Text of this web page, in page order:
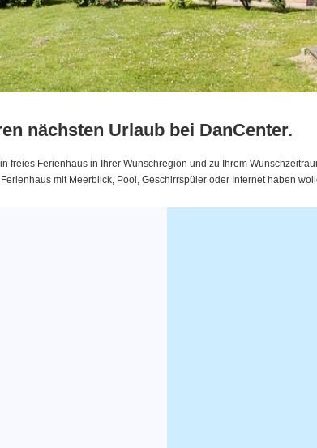
nächsten Urlaub bei DanCenter.
freies Ferienhaus in Ihrer Wunschregion und zu Ihrem
mit Meerblick, Pool, Geschirrspüler oder Internet haben